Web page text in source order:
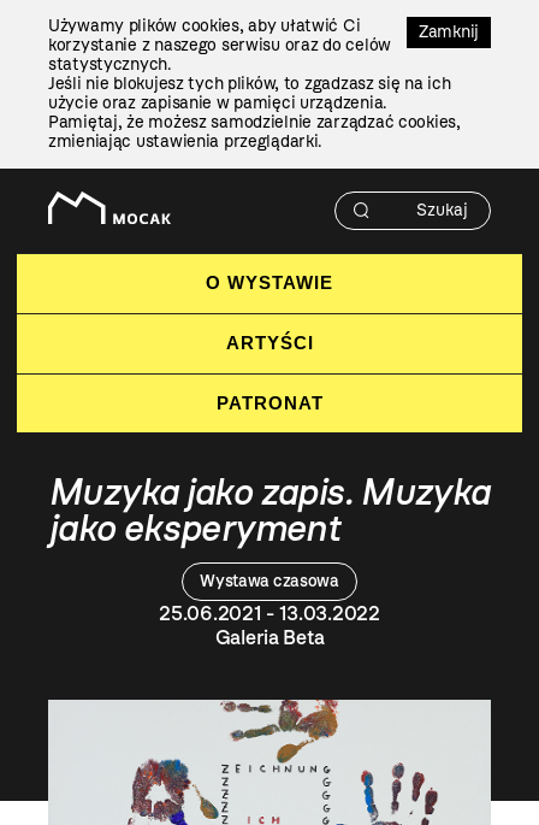
Zamknij
Używamy plików cookies, aby ułatwić Ci
korzystanie z naszego serwisu oraz do celów
statystycznych.
Jeśli nie blokujesz tych plików, to zgadzasz się na ich
użycie oraz zapisanie w pamięci urządzenia.
Pamiętaj, że możesz samodzielnie zarządzać cookies,
zmieniając ustawienia przeglądarki.
O WYSTAWIE
ARTYŚCI
PATRONAT
Wystawa czasowa
25.06.2021 - 13.03.2022
Galeria Beta
Muzyka jako zapis. Muzyka
jako eksperyment